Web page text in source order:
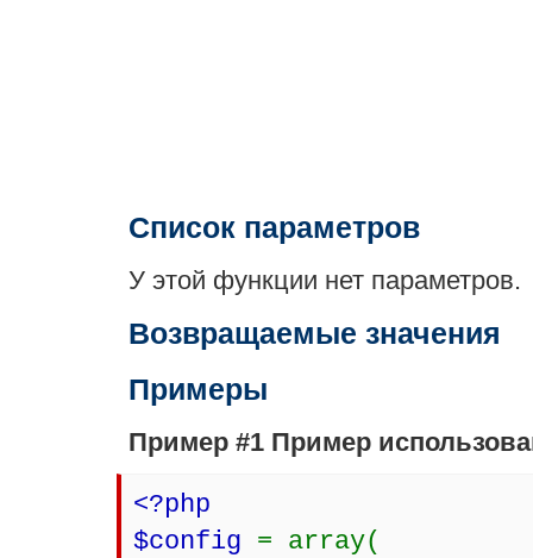
Список параметров
У этой функции нет параметров.
Возвращаемые значения
Примеры
Пример #1 Пример
<?php
$config = array(